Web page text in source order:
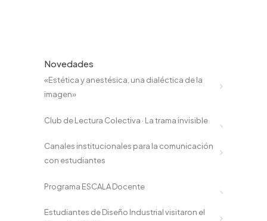
Novedades
«Estética y anestésica, una dialéctica de la
imagen»
Club de Lectura Colectiva · La trama invisible
Canales institucionales para la comunicación
con estudiantes
Programa ESCALA Docente
Estudiantes de Diseño Industrial visitaron el